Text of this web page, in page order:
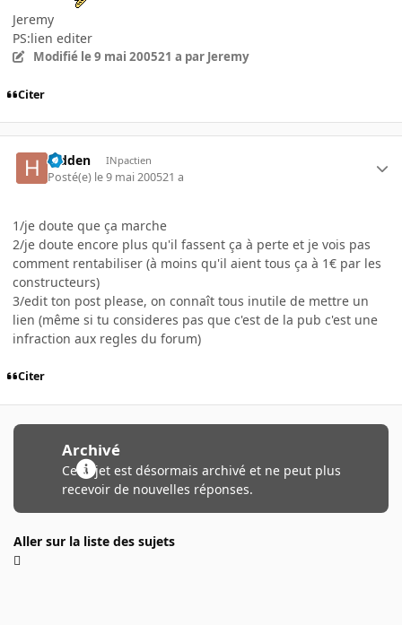
Jeremy
PS:lien editer
Modifié le 9 mai 200521 a par Jeremy
Citer
hidden INpactien
Posté(e) le 9 mai 200521 a
1/je doute que ça marche
2/je doute encore plus qu'il fassent ça à perte et je vois pas
comment rentabiliser (à moins qu'il aient tous ça à 1€ par les
constructeurs)
3/edit ton post please, on connaît tous inutile de mettre un
lien (même si tu consideres pas que c'est de la pub c'est une
infraction aux regles du forum)
Citer
Archivé
Ce sujet est désormais archivé et ne peut plus
recevoir de nouvelles réponses.
Aller sur la liste des sujets